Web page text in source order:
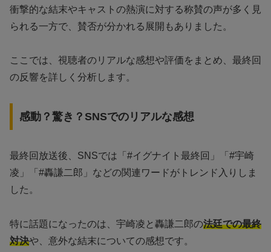
衝撃的な結末やキャストの熱演に対する称賛の声が多く見
られる一方で、賛否が分かれる展開もありました。
ここでは、視聴者のリアルな感想や評価をまとめ、最終回
の反響を詳しく分析します。
感動？驚き？SNSでのリアルな感想
最終回放送後、SNSでは「#イグナイト最終回」「#宇崎
凌」「#轟謙二郎」などの関連ワードがトレンド入りしま
した。
特に話題になったのは、宇崎凌と轟謙二郎の法廷での最終
対決や、意外な結末についての感想です。